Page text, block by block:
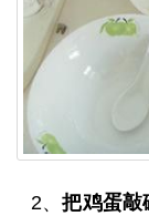
2、把鸡蛋敲